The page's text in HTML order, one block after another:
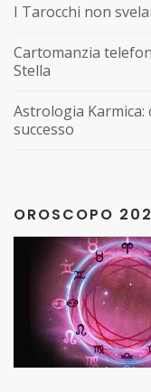
I Tarocchi non
Cartomanzia
Stella
Astrologia Karmica:
successo
OROSCOPO